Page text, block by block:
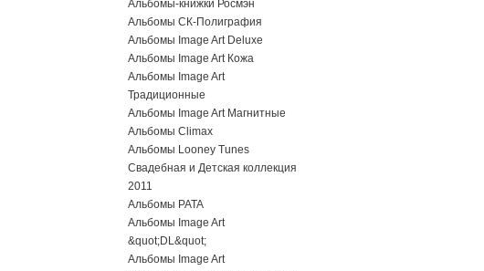
Альбомы-книжки Росмэн
Альбомы СК-Полиграфия
Альбомы Image Art Deluxe
Альбомы Image Art Кожа
Альбомы Image Art
Традиционные
Альбомы Image Art Магнитные
Альбомы Climax
Альбомы Looney Tunes
Свадебная и Детская коллекция
2011
Альбомы PATA
Альбомы Image Art
&quot;DL&quot;
Альбомы Image Art